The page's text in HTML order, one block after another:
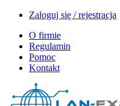
Zaloguj się / rejestracja
O firmie
Regulamin
Pomoc
Kontakt